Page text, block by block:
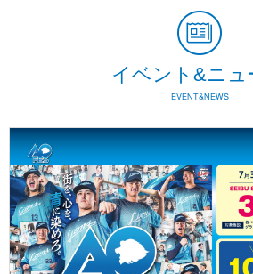
イベント&ニュ
EVENT&NEWS